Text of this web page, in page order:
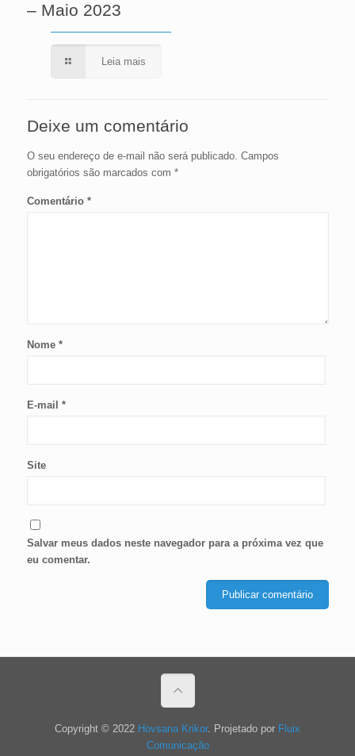
– Maio 2023
Leia mais
Deixe um comentário
O seu endereço de e-mail não será publicado. Campos
obrigatórios são marcados com *
Comentário *
Nome *
E-mail *
Site
Salvar meus dados neste navegador para a próxima vez que
eu comentar.
Copyright © 2022 Hovsana Krikor. Projetado por Fluix
Comunicação